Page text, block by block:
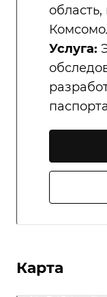
область,
Услуга:
Карта